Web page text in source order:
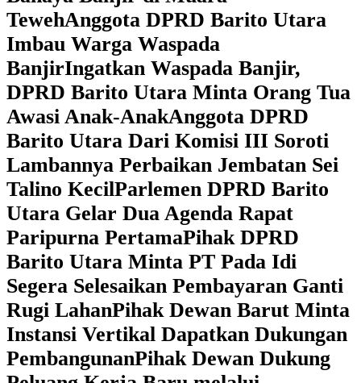
TewehAnggota DPRD Barito Utara
Imbau Warga Waspada
BanjirIngatkan Waspada Banjir,
DPRD Barito Utara Minta Orang Tua
Awasi Anak-AnakAnggota DPRD
Barito Utara Dari Komisi III Soroti
Lambannya Perbaikan Jembatan Sei
Talino KecilParlemen DPRD Barito
Utara Gelar Dua Agenda Rapat
Paripurna PertamaPihak DPRD
Barito Utara Minta PT Pada Idi
Segera Selesaikan Pembayaran Ganti
Rugi LahanPihak Dewan Barut Minta
Instansi Vertikal Dapatkan Dukungan
PembangunanPihak Dewan Dukung